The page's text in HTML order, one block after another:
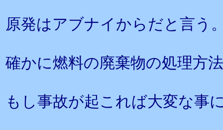
原発はアブナイからだと言う
確かに燃料の廃棄物の処理方
もし事故が起これば大変な事